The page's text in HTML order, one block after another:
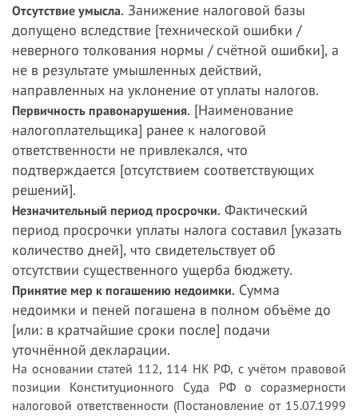
Отсутствие умысла. Занижение налоговой базы
допущено вследствие [технической ошибки /
неверного толкования нормы / счётной ошибки], а
не в результате умышленных действий,
направленных на уклонение от уплаты налогов.
Первичность правонарушения. [Наименование
налогоплательщика] ранее к налоговой
ответственности не привлекался, что
подтверждается [отсутствием соответствующих
решений].
Незначительный период просрочки. Фактический
период просрочки уплаты налога составил [указать
количество дней], что свидетельствует об
отсутствии существенного ущерба бюджету.
Принятие мер к погашению недоимки. Сумма
недоимки и пеней погашена в полном объёме до
[или: в кратчайшие сроки после] подачи
уточнённой декларации.
На основании статей 112, 114 НК РФ, с учётом правовой
позиции Конституционного Суда РФ о соразмерности
налоговой ответственности (Постановление от 15.07.1999